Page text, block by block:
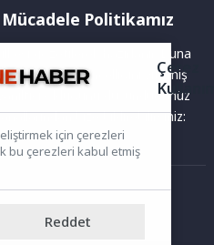
Politikamız
gözetilerek hazırlanır. Buna
hatalı veya güncelliğini yitirmiş
olduğunu düşündüğünüz
bize bildirebilirsiniz:
Sayfa
izinsiz kopyalanamaz,
Çerez
için çerezleri
bu çerezleri kabul etmiş
Reddet